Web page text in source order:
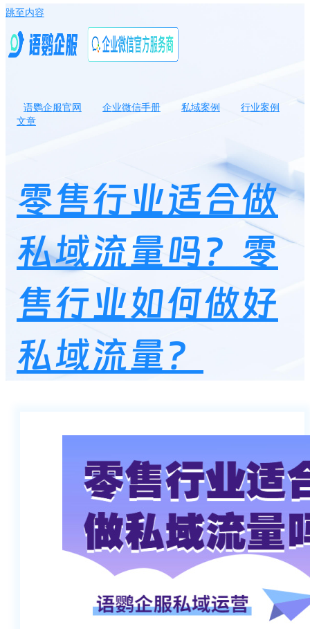
跳至内容
语鹦企服官网 企业微信手册 私域案例
行业案例
文章
零售行业适合做
私域流量吗？零
售行业如何做好
私域流量？